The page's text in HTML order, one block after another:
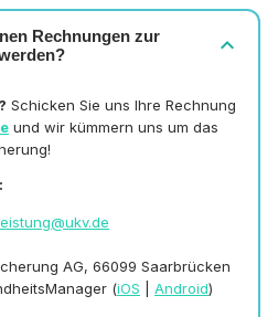
Rechnungen zur
expand_more
Schicken Sie uns Ihre Rechnung
und wir kümmern uns um das
AG, 66099 Saarbrücken
(iOS Android)